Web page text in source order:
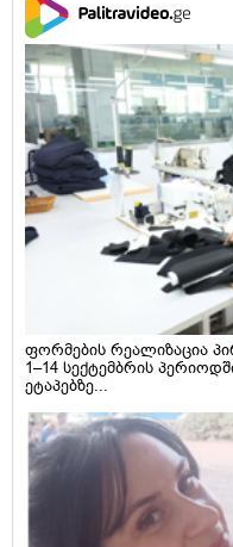
ფორმების რეალიზაცია
1–14 სექტემბრის
ეტაპებზე...